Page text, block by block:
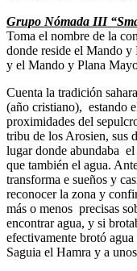
Grupo Nómada III
Toma el nombre de la
donde reside el Mando
y el Mando y Plana
Cuenta la tradición
(año cristiano), estando
proximidades del
tribu de los Arosien, sus
lugar donde abundaba
que también el agua.
transforma e sueños y
reconocer la zona y
más o menos precisas
encontrar agua, y si
efectivamente brotó
Saguia el Hamra y a